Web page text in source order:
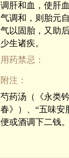
调肝和血，使肝
气调和，则胎元
气以固胎，又助
少生诸疾。
用药禁忌：
附注：
芍药汤（《永类
春》）、“五味安
便或酒调下二钱。